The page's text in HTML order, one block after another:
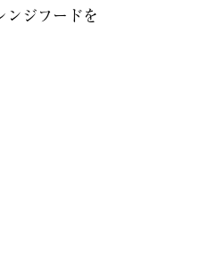
ンジフードを